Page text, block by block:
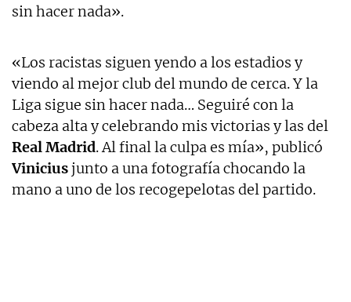
sin hacer nada».
«Los racistas siguen yendo a los estadios y
viendo al mejor club del mundo de cerca. Y la
Liga sigue sin hacer nada… Seguiré con la
cabeza alta y celebrando mis victorias y las del
Real Madrid. Al final la culpa es mía», publicó
Viniciusjunto a una fotografía chocando la
mano a uno de los recogepelotas del partido.